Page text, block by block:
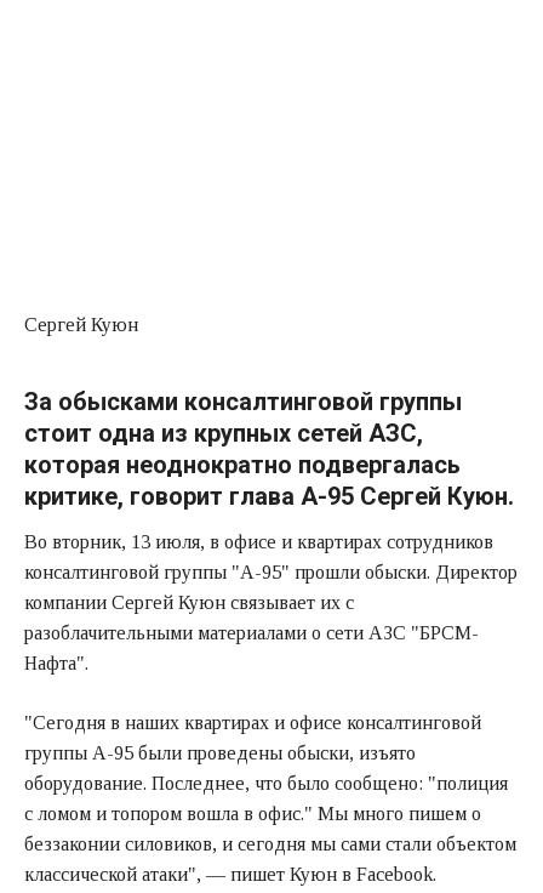
Сергей Куюн
За обысками консалтинговой группы
стоит одна из крупных сетей АЗС,
которая неоднократно подвергалась
критике, говорит глава А-95 Сергей Куюн.
Во вторник, 13 июля, в офисе и квартирах сотрудников
консалтинговой группы "А-95" прошли обыски. Директор
компании Сергей Куюн связывает их с
разоблачительными материалами о сети АЗС "БРСМ-
Нафта".
"Сегодня в наших квартирах и офисе консалтинговой
группы А-95 были проведены обыски, изъято
оборудование. Последнее, что было сообщено: "полиция
с ломом и топором вошла в офис." Мы много пишем о
беззаконии силовиков, и сегодня мы сами стали объектом
классической атаки", — пишет Куюн в Facebook.